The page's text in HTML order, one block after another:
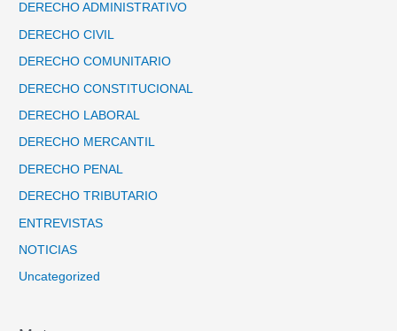
DERECHO ADMINISTRATIVO
DERECHO CIVIL
DERECHO COMUNITARIO
DERECHO CONSTITUCIONAL
DERECHO LABORAL
DERECHO MERCANTIL
DERECHO PENAL
DERECHO TRIBUTARIO
ENTREVISTAS
NOTICIAS
Uncategorized